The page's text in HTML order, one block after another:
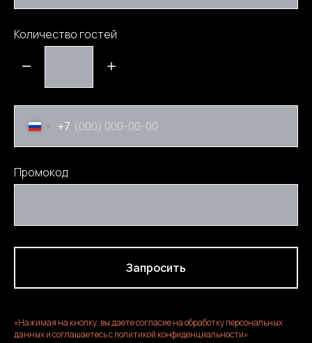
Количество гостей
+7
Промокод
Запросить
«Нажимая на кнопку, вы даете согласие на обработку персональных
данных и соглашаетесь c политикой конфиденциальности»